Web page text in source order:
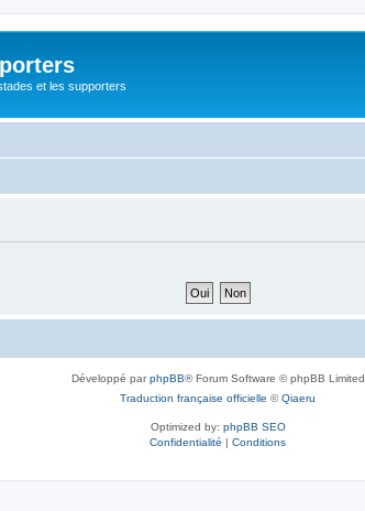
et les supporters
Développé parphpBB® Forum Software © phpBB Limited
Traduction française officielle ©Qiaeru
Optimized by: phpBB SEO
Confidentialité | Conditions